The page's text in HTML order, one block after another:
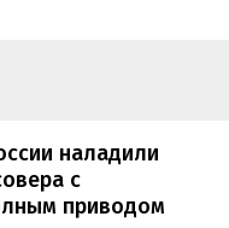
наладили
с
приводом